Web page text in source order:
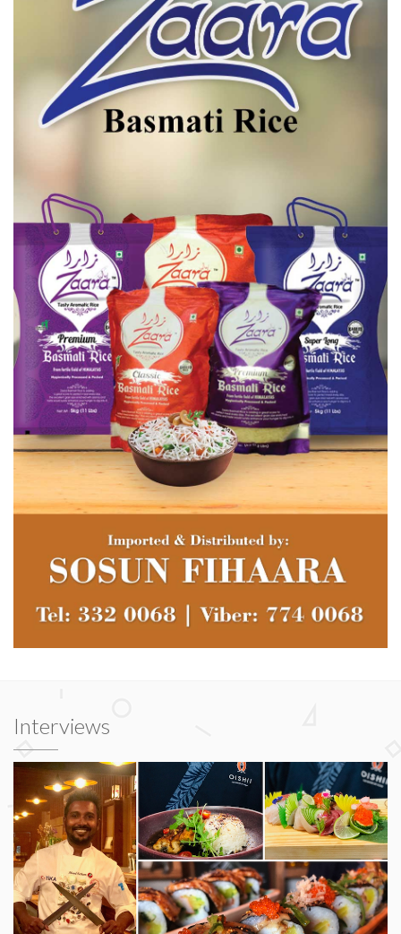
Interviews